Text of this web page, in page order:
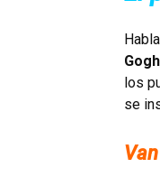
Gogh
los
se